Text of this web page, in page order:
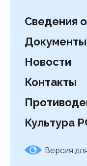
Сведения
Документы
Новости
Контакты
Культура
Версия